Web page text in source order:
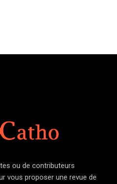
ou de contributeurs
vous proposer une revue de